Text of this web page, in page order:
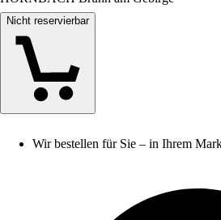
Nicht reservierbar
Wir bestellen für Sie – in Ihrem